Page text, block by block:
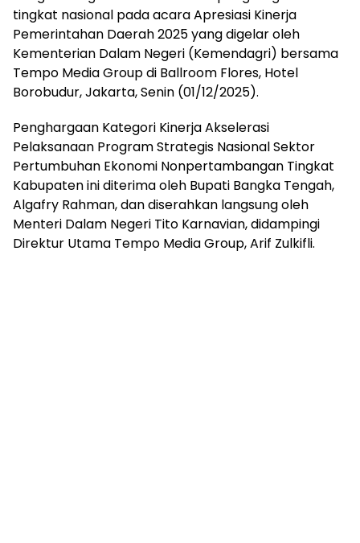
tingkat nasional pada acara Apresiasi Kinerja
Pemerintahan Daerah 2025 yang digelar oleh
Kementerian Dalam Negeri (Kemendagri) bersama
Tempo Media Group di Ballroom Flores, Hotel
Borobudur, Jakarta, Senin (01/12/2025).
‎Penghargaan Kategori Kinerja Akselerasi
Pelaksanaan Program Strategis Nasional Sektor
Pertumbuhan Ekonomi Nonpertambangan Tingkat
Kabupaten ini diterima oleh Bupati Bangka Tengah,
Algafry Rahman, dan diserahkan langsung oleh
Menteri Dalam Negeri Tito Karnavian, didampingi
Direktur Utama Tempo Media Group, Arif Zulkifli.